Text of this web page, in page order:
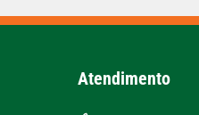
Atendimento